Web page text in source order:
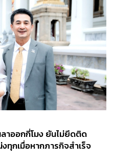
าออกกี่โมง ยันไม่ยึดติด
ทุกเมื่อหากภารกิจสำเร็จ